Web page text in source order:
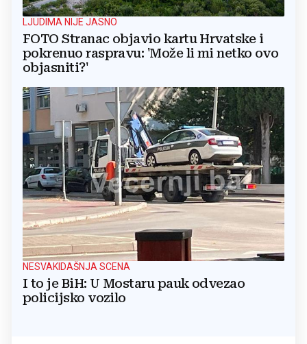
LJUDIMA NIJE JASNO
FOTO Stranac objavio kartu Hrvatske i
pokrenuo raspravu: 'Može li mi netko ovo
objasniti?'
NESVAKIDAŠNJA SCENA
I to je BiH: U Mostaru pauk odvezao
policijsko vozilo